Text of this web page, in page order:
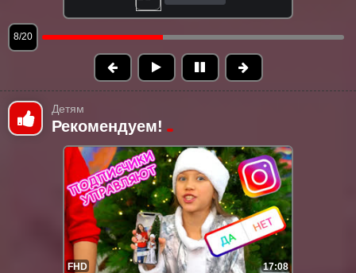
9/20
Детям
Рекомендуем!
FHD 17:08